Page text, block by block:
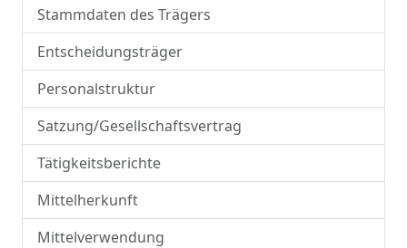
Stammdaten des Trägers
Entscheidungsträger
Personalstruktur
Satzung/Gesellschaftsvertrag
Tätigkeitsberichte
Mittelherkunft
Mittelverwendung